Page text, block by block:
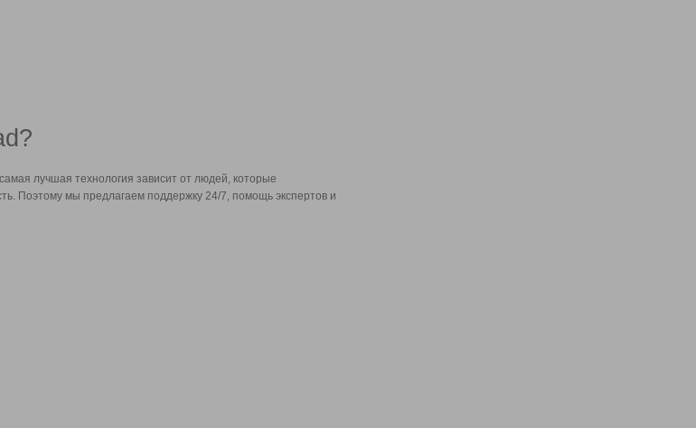
лучшая технология зависит от людей, которые
Поэтому мы предлагаем поддержку 24/7, помощь экспертов и